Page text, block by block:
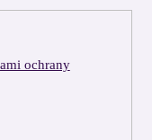
ochrany